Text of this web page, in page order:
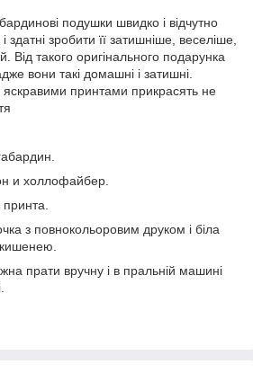
подушки швидко і відчутно
здатні зробити її затишніше, веселіше,
Від такого оригінального подарунка
вони такі домашні і затишні.
яскравими принтами прикрасять не
и холлофайбер.
принта.
з повнокольоровим друком і біла
прати вручну і в пральній машині